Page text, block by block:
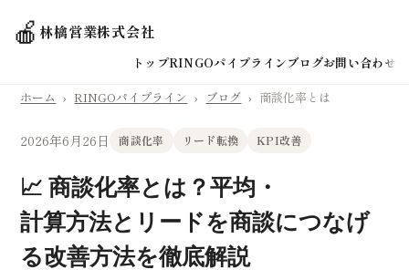
🍎林檎営業株式会社
トップRINGOパイプラインブログお問い合わせ
ホーム › RINGOパイプライン › ブログ › 商談化率とは
2026年6月26日 商談化率 リード転換 KPI改善
📈 商談化率とは？平均・
計算方法とリードを商談につなげ
る改善方法を徹底解説